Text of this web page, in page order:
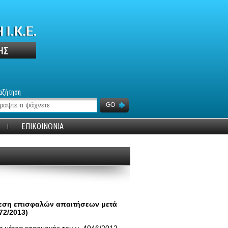
GO
ΕΠΙΚΟΙΝΩΝΙΑ
επισφαλών απαιτήσεων μετά
2013)